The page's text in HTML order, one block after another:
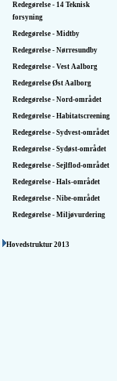
Redegørelse - 14 Teknisk
forsyning
Redegørelse - Midtby
Redegørelse - Nørresundby
Redegørelse - Vest Aalborg
Redegørelse Øst Aalborg
Redegørelse - Nord-området
Redegørelse - Habitatscreening
Redegørelse - Sydvest-området
Redegørelse - Sydøst-området
Redegørelse - Sejlflod-området
Redegørelse - Hals-området
Redegørelse - Nibe-området
Redegørelse - Miljøvurdering
Hovedstruktur 2013